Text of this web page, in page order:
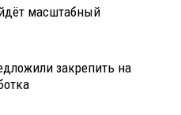
масштабный
закрепить на